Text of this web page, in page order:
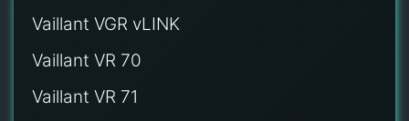
Vaillant VGR vLINK
Vaillant VR 70
Vaillant VR 71